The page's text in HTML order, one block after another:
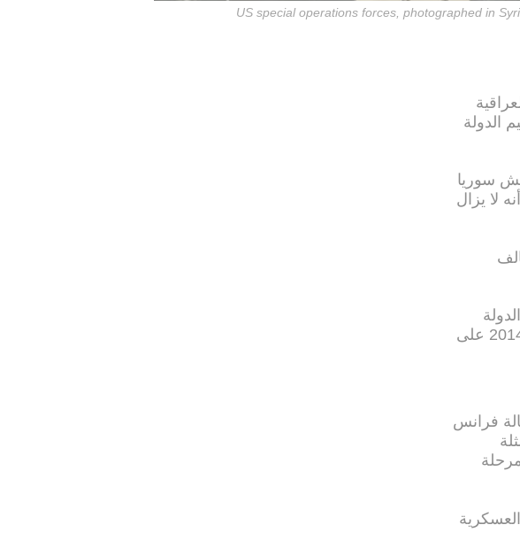
US special operations forces, photographed in
الدولة
سوريا
لا يزال
الاسلامية بين سوريا والعراق. ويسيطر تنظيم الدولة الاسلامية منذ حزيران/ يونيو 2014 على
فرانس